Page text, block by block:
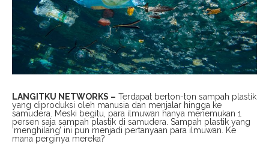
LANGITKU NETWORKS – Terdapat berton-ton sampah plastik
yang diproduksi oleh manusia dan menjalar hingga ke
samudera. Meski begitu, para ilmuwan hanya menemukan 1
persen saja sampah plastik di samudera. Sampah plastik yang
‘menghilang’ ini pun menjadi pertanyaan para ilmuwan. Ke
mana perginya mereka?